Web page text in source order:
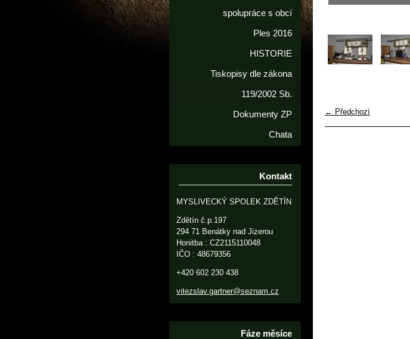
← Předchozí
spolupráce s obcí
Ples 2016
HISTORIE
Tiskopisy dle zákona
119/2002 Sb.
Dokumenty ZP
Chata
Kontakt
MYSLIVECKÝ SPOLEK ZDĚTÍN
Zdětín č.p.197
294 71 Benátky nad Jizerou
Honitba : CZ2115110048
IČO : 48679356
+420 602 230 438
vitezslav.gartner@seznam.cz
Fáze měsíce